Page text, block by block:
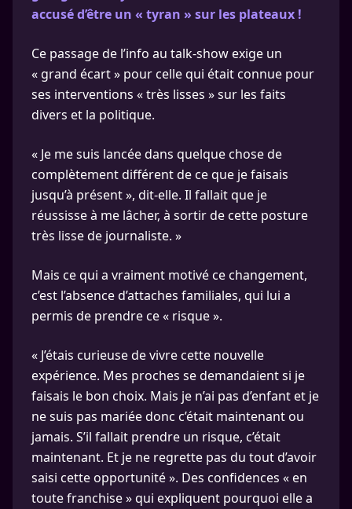
accusé d’être un « tyran » sur les plateaux !
Ce passage de l’info au talk-show exige un
« grand écart » pour celle qui était connue pour
ses interventions « très lisses » sur les faits
divers et la politique.
« Je me suis lancée dans quelque chose de
complètement différent de ce que je faisais
jusqu’à présent », dit-elle. Il fallait que je
réussisse à me lâcher, à sortir de cette posture
très lisse de journaliste. »
Mais ce qui a vraiment motivé ce changement,
c’est l’absence d’attaches familiales, qui lui a
permis de prendre ce « risque ».
« J’étais curieuse de vivre cette nouvelle
expérience. Mes proches se demandaient si je
faisais le bon choix. Mais je n’ai pas d’enfant et je
ne suis pas mariée donc c’était maintenant ou
jamais. S’il fallait prendre un risque, c’était
maintenant. Et je ne regrette pas du tout d’avoir
saisi cette opportunité ». Des confidences « en
toute franchise » qui expliquent pourquoi elle a